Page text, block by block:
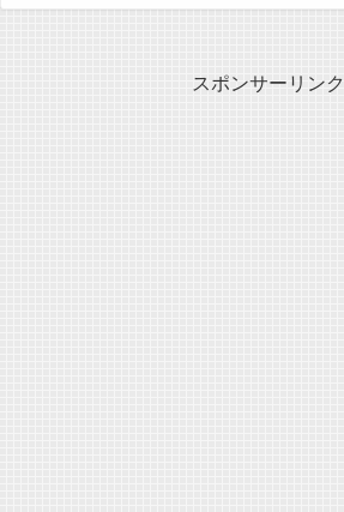
スポンサーリンク